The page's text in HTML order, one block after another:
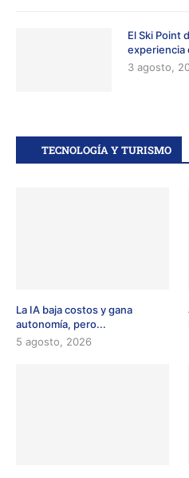
El Ski Point
experiencia
3 agosto,
TECNOLOGÍA Y TURISMO
La IA baja costos y gana
autonomía, pero...
5 agosto, 2026